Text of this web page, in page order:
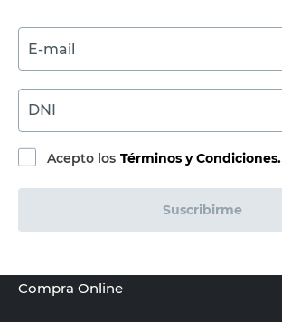
E-mail
DNI
Acepto los Términos y Condiciones.
Suscribirme
Compra Online